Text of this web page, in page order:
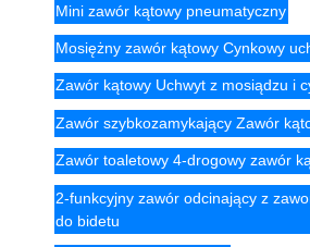
Mini zawór kątowy pneumatyczny
Mosiężny zawór kątowy Cynkowy
Zawór kątowy Uchwyt z mosiądzu i
Zawór szybkozamykający Zawór
Zawór toaletowy 4-drogowy zawór
2-funkcyjny zawór odcinający z
do bidetu